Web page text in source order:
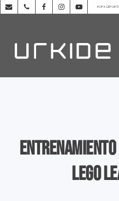
ROPA
Lego